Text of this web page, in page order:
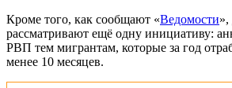
Кроме того, как сообщают «Ведомости»,
рассматривают ещё одну инициативу:
РВП тем мигрантам, которые за год
менее 10 месяцев.